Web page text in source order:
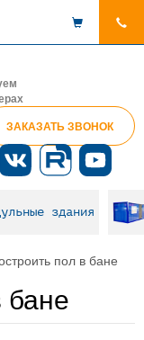
ЗАКАЗАТЬ ЗВОНОК
здания
пол в бане
бане